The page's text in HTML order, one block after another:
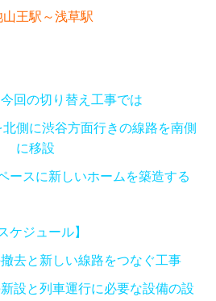
山王駅～浅草駅
回の切り替え工事では
側に渋谷方面行きの線路を南側
に移設
ースに新しいホームを築造する
ケジュール】
去と新しい線路をつなぐ工事
設と列車運行に必要な設備の設